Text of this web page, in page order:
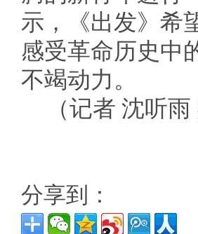
示，《出发》希
感受革命历史中
不竭动力。
（记者 沈听
分享到：